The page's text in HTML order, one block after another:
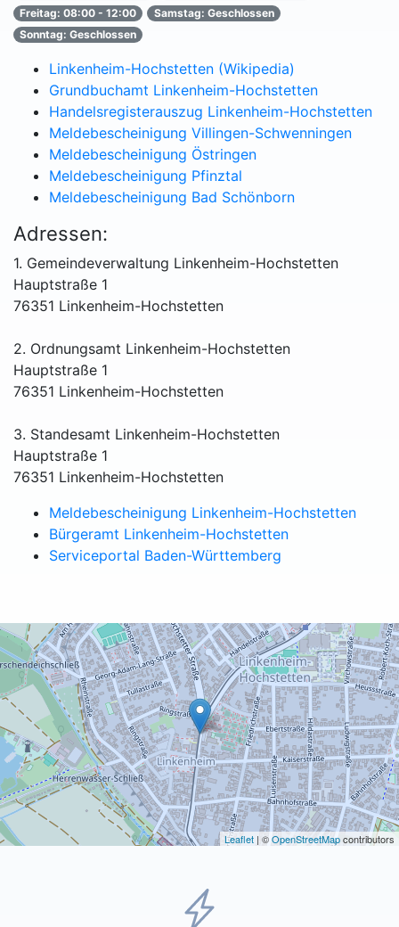
Freitag: 08:00 - 12:00
Samstag: Geschlossen
Sonntag: Geschlossen
Linkenheim-Hochstetten (Wikipedia)
Grundbuchamt Linkenheim-Hochstetten
Handelsregisterauszug Linkenheim-Hochstetten
Meldebescheinigung Villingen-Schwenningen
Meldebescheinigung Östringen
Meldebescheinigung Pfinztal
Meldebescheinigung Bad Schönborn
Adressen:
1. Gemeindeverwaltung Linkenheim-Hochstetten
Hauptstraße 1
76351 Linkenheim-Hochstetten
2. Ordnungsamt Linkenheim-Hochstetten
Hauptstraße 1
76351 Linkenheim-Hochstetten
3. Standesamt Linkenheim-Hochstetten
Hauptstraße 1
76351 Linkenheim-Hochstetten
Meldebescheinigung Linkenheim-Hochstetten
Bürgeramt Linkenheim-Hochstetten
Serviceportal Baden-Württemberg
Leaflet | ©OpenStreetMapcontributors